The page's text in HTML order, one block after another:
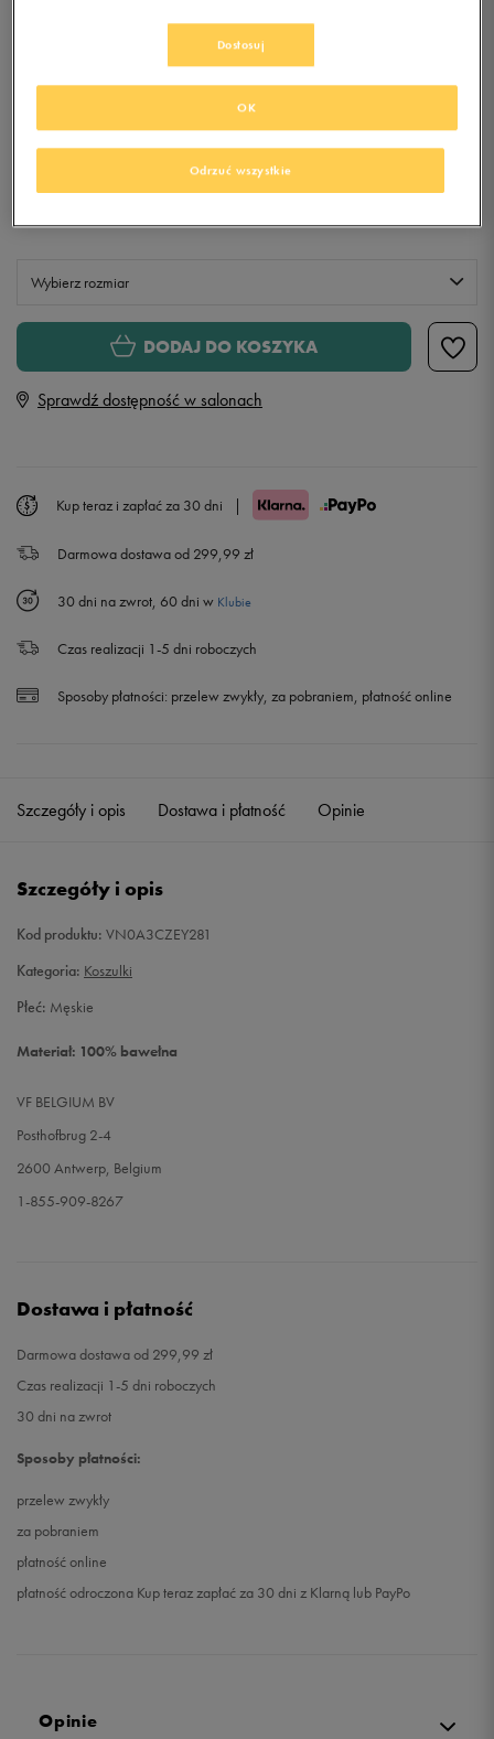
(cena bezpośrednio przed promocją)
KLUBIE 50 STYLE
Wybierz rozmiar
S
Powiadom o dostępności
Powiadom o dostępności
DODAJ DO KOSZYKA
Sprawdź dostępność w salonach
Kup teraz i zapłać za 30 dni |
Darmowa dostawa od 299,99 zł
30 dni na zwrot, 60 dni w Klubie
Czas realizacji 1-5 dni roboczych
Sposoby płatności: przelew zwykły, za pobraniem, płatność online
Szczegóły i opis Dostawa i płatność Opinie
Szczegóły i opis
Kod produktu: VN0A3CZEY281
Kategoria: Koszulki
Płeć: Męskie
Materiał: 100% bawełna
VF BELGIUM BV
Posthofbrug 2-4
2600 Antwerp, Belgium
1-855-909-8267
Dostawa i płatność
Darmowa dostawa od 299,99 zł
Czas realizacji 1-5 dni roboczych
30 dni na zwrot
Sposoby płatności:
przelew zwykły
za pobraniem
płatność online
płatność odroczona Kup teraz zapłać za 30 dni z Klarną lub PayPo
Opinie
Dostosuj
Odrzuć wszystkie
OK